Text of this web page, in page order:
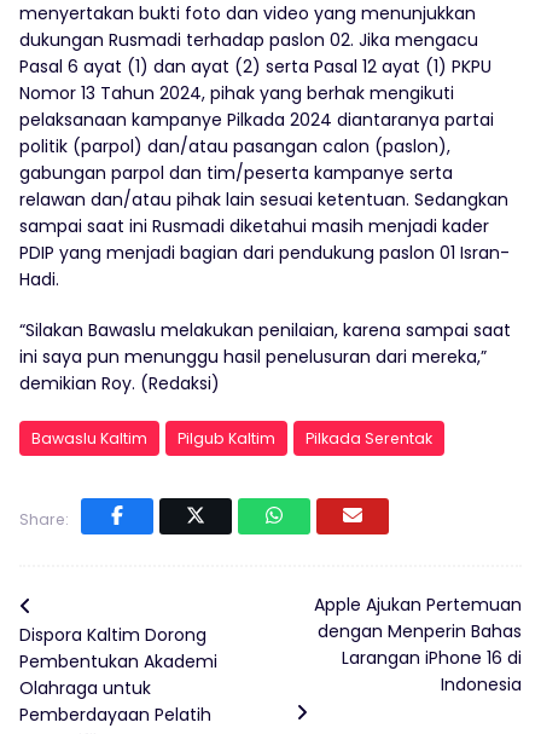
menyertakan bukti foto dan video yang menunjukkan
dukungan Rusmadi terhadap paslon 02. Jika mengacu
Pasal 6 ayat (1) dan ayat (2) serta Pasal 12 ayat (1) PKPU
Nomor 13 Tahun 2024, pihak yang berhak mengikuti
pelaksanaan kampanye Pilkada 2024 diantaranya partai
politik (parpol) dan/atau pasangan calon (paslon),
gabungan parpol dan tim/peserta kampanye serta
relawan dan/atau pihak lain sesuai ketentuan. Sedangkan
sampai saat ini Rusmadi diketahui masih menjadi kader
PDIP yang menjadi bagian dari pendukung paslon 01 Isran-
Hadi.
“Silakan Bawaslu melakukan penilaian, karena sampai saat
ini saya pun menunggu hasil penelusuran dari mereka,”
demikian Roy. (Redaksi)
Bawaslu Kaltim Pilgub Kaltim Pilkada Serentak
Share:
Dispora Kaltim Dorong
Pembentukan Akademi
Olahraga untuk
Pemberdayaan Pelatih
Apple Ajukan Pertemuan
dengan Menperin Bahas
Larangan iPhone 16 di
Indonesia